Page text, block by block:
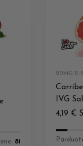
81
20MG E-
IVG
4,19 €